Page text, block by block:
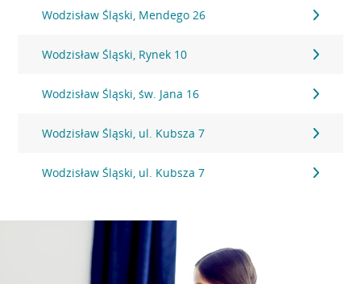
Wodzisław Śląski, Mendego 26
Wodzisław Śląski, Rynek 10
Wodzisław Śląski, św. Jana 16
Wodzisław Śląski, ul. Kubsza 7
Wodzisław Śląski, ul. Kubsza 7